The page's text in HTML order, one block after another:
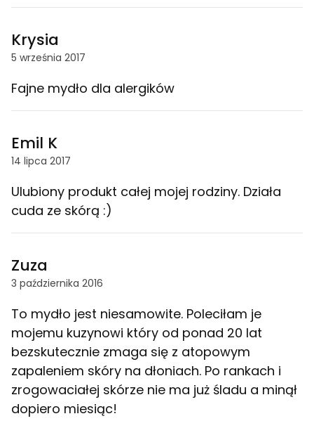
Krysia
5 września 2017
Fajne mydło dla alergików
Emil K
14 lipca 2017
Ulubiony produkt całej mojej rodziny. Działa
cuda ze skórą :)
Zuza
3 października 2016
To mydło jest niesamowite. Poleciłam je
mojemu kuzynowi który od ponad 20 lat
bezskutecznie zmaga się z atopowym
zapaleniem skóry na dłoniach. Po rankach i
zrogowaciałej skórze nie ma już śladu a minął
dopiero miesiąc!